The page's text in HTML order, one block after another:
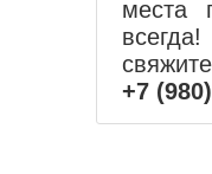
места
+7